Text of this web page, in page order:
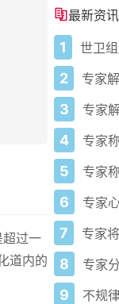
过一
道内的
最新资讯
1
2
3
4
5
6
7 专家
8
9